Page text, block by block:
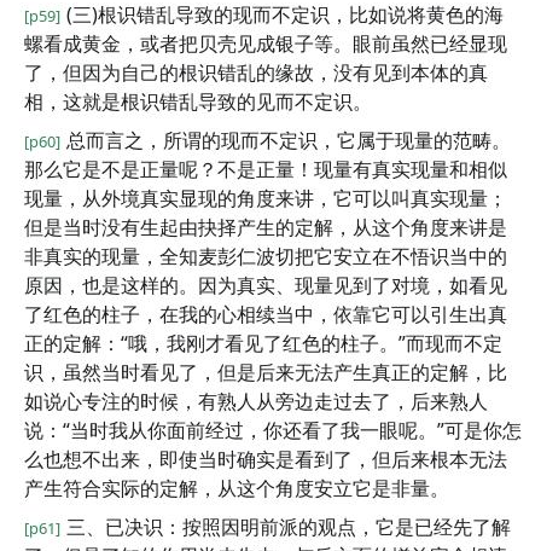
[p59] (三)根识错乱导致的现而不定识，比如说将黄色的海
螺看成黄金，或者把贝壳见成银子等。眼前虽然已经显现
了，但因为自己的根识错乱的缘故，没有见到本体的真
相，这就是根识错乱导致的见而不定识。
[p60] 总而言之，所谓的现而不定识，它属于现量的范畴。
那么它是不是正量呢？不是正量！现量有真实现量和相似
现量，从外境真实显现的角度来讲，它可以叫真实现量；
但是当时没有生起由抉择产生的定解，从这个角度来讲是
非真实的现量，全知麦彭仁波切把它安立在不悟识当中的
原因，也是这样的。因为真实、现量见到了对境，如看见
了红色的柱子，在我的心相续当中，依靠它可以引生出真
正的定解：“哦，我刚才看见了红色的柱子。”而现而不定
识，虽然当时看见了，但是后来无法产生真正的定解，比
如说心专注的时候，有熟人从旁边走过去了，后来熟人
说：“当时我从你面前经过，你还看了我一眼呢。”可是你怎
么也想不出来，即使当时确实是看到了，但后来根本无法
产生符合实际的定解，从这个角度安立它是非量。
[p61] 三、已决识：按照因明前派的观点，它是已经先了解